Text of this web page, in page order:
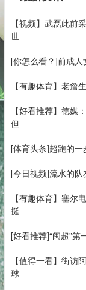
【视频】武磊此前
世
[你怎么看？]前成人
【有趣体育】老詹
【好看推荐】德媒
但
[体育头条]超跑的一
[今日视频]流水的队
【有趣体育】塞尔
挺
[好看推荐]“闽超”
【值得一看】街访
球